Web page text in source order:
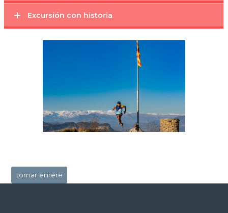
Excursión con historia
tornar enrere